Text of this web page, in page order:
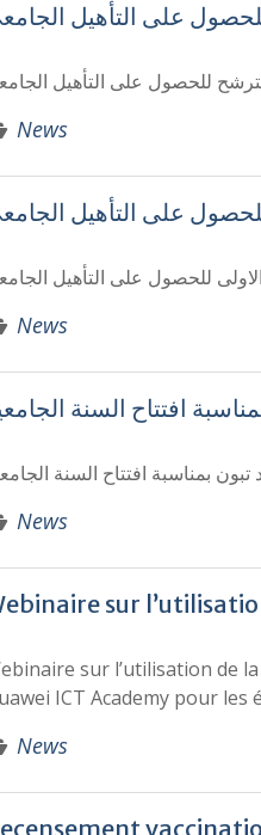
على التأهيل
للحصول على التأهيل
News
على التأهيل
للحصول على التأهيل
News
افتتاح السنة
بمناسبة افتتاح السنة
News
sur
sur l’utilisation de
ICT Academy pour les
News